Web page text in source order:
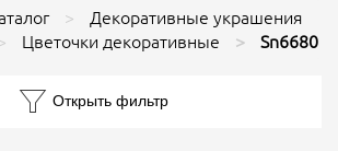
Декоративные украшения
Цветочки декоративные Sn6680
Открыть фильтр